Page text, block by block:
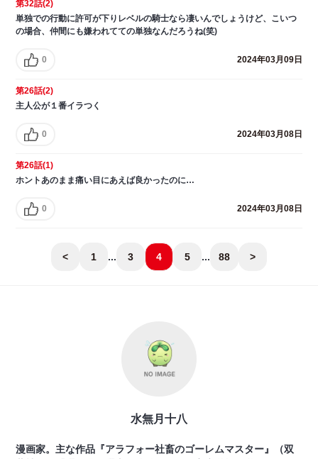
第32話(2)
単独での行動に許可が下りレベルの騎士なら凄いんでしょうけど、こいつ
の場合、仲間にも嫌われてての単独なんだろうね(笑)
0 2024年03月09日
第26話(2)
主人公が１番イラつく
0 2024年03月08日
第26話(1)
ホントあのまま痛い目にあえば良かったのに…
0 2024年03月08日
< 1 ... 3 4 5 ... 88 >
水無月十八
漫画家。主な作品『アラフォー社畜のゴーレムマスター』（双